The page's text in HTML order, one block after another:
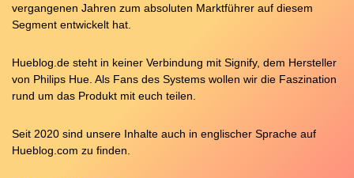
vergangenen Jahren zum absoluten Marktführer auf diesem
Segment entwickelt hat.
Hueblog.de steht in keiner Verbindung mit Signify, dem Hersteller
von Philips Hue. Als Fans des Systems wollen wir die Faszination
rund um das Produkt mit euch teilen.
Seit 2020 sind unsere Inhalte auch in englischer Sprache auf
Hueblog.com zu finden.